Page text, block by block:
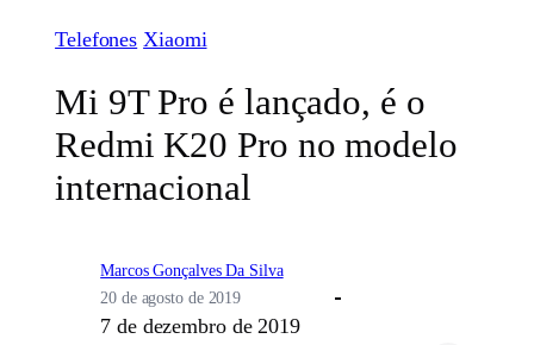
Telefones Xiaomi
Mi 9T Pro é lançado, é o
Redmi K20 Pro no modelo
internacional
Marcos Gonçalves Da Silva
20 de agosto de 2019
7 de dezembro de 2019